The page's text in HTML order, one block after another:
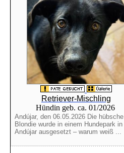
Retriever-Mischling
Hündin geb. ca. 01/2026
Andújar, den 06.05.2026 Die hübsche
Blondie wurde in einem Hundepark in
Andújar ausgesetzt – warum weiß ...